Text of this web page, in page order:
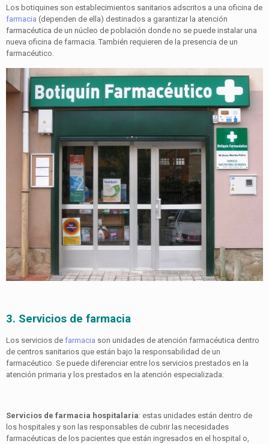
Los botiquines son establecimientos sanitarios adscritos a una oficina de
farmacia (dependen de ella) destinados a garantizar la atención
farmacéutica de un núcleo de población donde no se puede instalar una
nueva oficina de farmacia. También requieren de la presencia de un
farmacéutico.
3. Servicios de farmacia
Los servicios de farmacia son unidades de atención farmacéutica dentro
de centros sanitarios que están bajo la responsabilidad de un
farmacéutico. Se puede diferenciar entre los servicios prestados en la
atención primaria y los prestados en la atención especializada:
Servicios de farmacia hospitalaria: estas unidades están dentro de
los hospitales y son las responsables de cubrir las necesidades
farmacéuticas de los pacientes que están ingresados en el hospital o,